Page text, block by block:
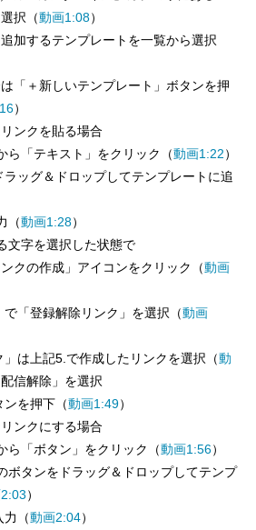
択（動画1:08）
加するテンプレートを一覧から選択
「＋新しいテンプレート」ボタンを押
）
ンクを貼る場合
ら「テキスト」をクリック（動画1:22）
ッグ＆ドロップしてテンプレートに追
（動画1:28）
文字を選択した状態で
の作成」アイコンをクリック（動画
「登録解除リンク」を選択（動画
は上記5.で作成したリンクを選択（動
信解除」を選択
を押下（動画1:49）
ンクにする場合
ら「ボタン」をクリック（動画1:56）
ボタンをドラッグ＆ドロップしてテンプ
）
力（動画2:04）